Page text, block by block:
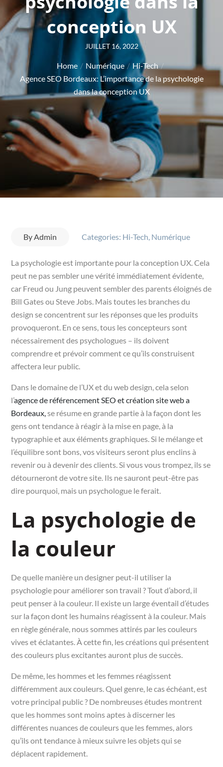
conception UX
Posted
JUILLET 16, 2022
Home Numérique
Hi-Tech
Agence SEO Bordeaux: L’importance de la psychologie
dans la conception UX
ByAdmin Categories: Hi-Tech, Numérique
La psychologie est importante pour la conception UX. Cela
peut ne pas sembler une vérité immédiatement évidente,
car Freud ou Jung peuvent sembler des parents éloignés de
Bill Gates ou Steve Jobs. Mais toutes les branches du
design se concentrent sur les réponses que les produits
provoqueront. En ce sens, tous les concepteurs sont
nécessairement des psychologues – ils doivent
comprendre et prévoir comment ce qu’ils construisent
affectera leur public.
Dans le domaine de l’UX et du web design, cela selon
l’agence de référencement SEO et création site web a
Bordeaux,se résume en grande partie à la façon dont les
gens ont tendance à réagir à la mise en page, à la
typographie et aux éléments graphiques. Si le mélange et
l’équilibre sont bons, vos visiteurs seront plus enclins à
revenir ou à devenir des clients. Si vous vous trompez, ils se
détourneront de votre site. Ils ne sauront peut-être pas
dire pourquoi, mais un psychologue le ferait.
La psychologie de
la couleur
De quelle manière un designer peut-il utiliser la
psychologie pour améliorer son travail ? Tout d’abord, il
peut penser à la couleur. Il existe un large éventail d’études
sur la façon dont les humains réagissent à la couleur. Mais
en règle générale, nous sommes attirés par les couleurs
vives et éclatantes. À cette fin, les créations qui présentent
des couleurs plus excitantes auront plus de succès.
De même, les hommes et les femmes réagissent
différemment aux couleurs. Quel genre, le cas échéant, est
votre principal public ? De nombreuses études montrent
que les hommes sont moins aptes à discerner les
différentes nuances de couleurs que les femmes, alors
qu’ils ont tendance à mieux suivre les objets qui se
déplacent rapidement.